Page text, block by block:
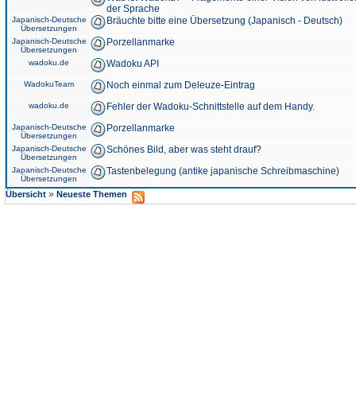
der Sprache
Japanisch-Deutsche
Übersetzungen
Bräuchte bitte eine Übersetzung (Japanisch - Deutsch)
Japanisch-Deutsche
Übersetzungen
Porzellanmarke
wadoku.de Wadoku API
WadokuTeam Noch einmal zum Deleuze-Eintrag
wadoku.de Fehler der Wadoku-Schnittstelle auf dem Handy.
Japanisch-Deutsche
Übersetzungen
Porzellanmarke
Japanisch-Deutsche
Übersetzungen
Schönes Bild, aber was steht drauf?
Japanisch-Deutsche
Übersetzungen
Tastenbelegung (antike japanische Schreibmaschine)
Übersicht » Neueste Themen